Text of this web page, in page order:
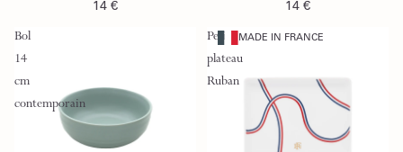
14 €
14 €
Bol
14
cm
contemporain
Petit
plateau
Ruban
MADE IN FRANCE